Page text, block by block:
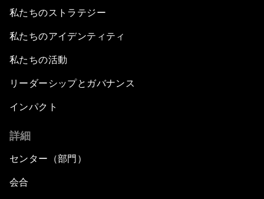
私たちのストラテジー
私たちのアイデンティティ
私たちの活動
リーダーシップとガバナンス
インパクト
詳細
センター（部門）
会合